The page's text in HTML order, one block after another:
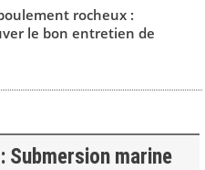
rocheux :
le bon entretien de
Submersion marine